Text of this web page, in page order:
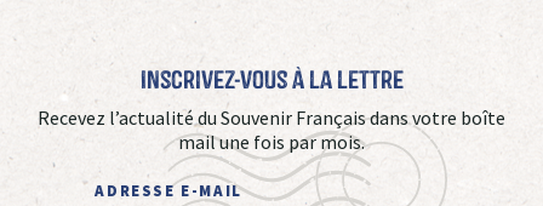
Inscrivez-vous à La Lettre
Recevez l’actualité du Souvenir Français dans votre boîte
mail une fois par mois.
ADRESSE E-MAIL